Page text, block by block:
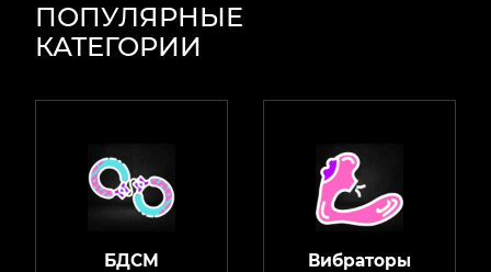
ПОПУЛЯРНЫЕ
КАТЕГОРИИ
БДСМ Вибраторы